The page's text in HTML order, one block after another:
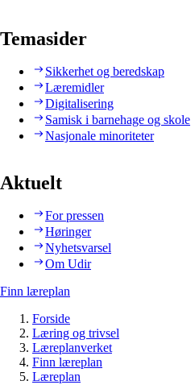
Temasider
Sikkerhet og beredskap
Læremidler
Digitalisering
Samisk i barnehage og skole
Nasjonale minoriteter
Aktuelt
For pressen
Høringer
Nyhetsvarsel
Om Udir
Finn læreplan
Forside
Læring og trivsel
Læreplanverket
Finn læreplan
Læreplan